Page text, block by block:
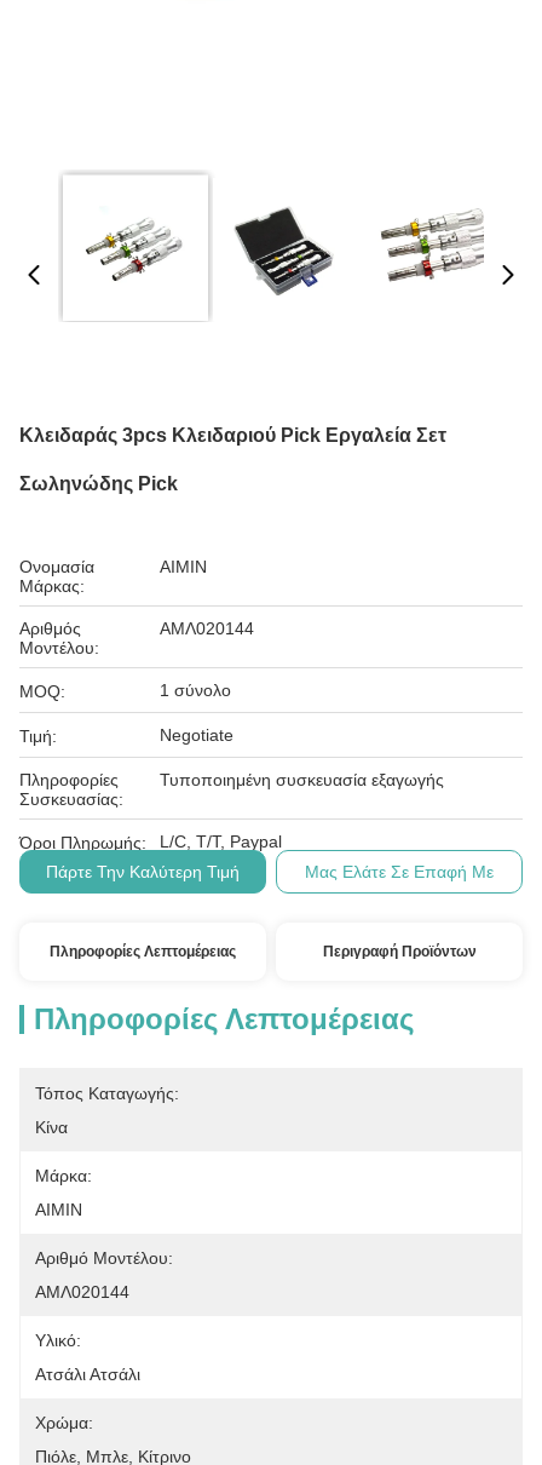
Κλειδαράς 3pcs Κλειδαριού Pick Εργαλεία Σετ
Σωληνώδης Pick
Ονομασία
Μάρκας:
AIMIN
Αριθμός
Μοντέλου:
ΑΜΛ020144
MOQ: 1 σύνολο
Τιμή: Negotiate
Πληροφορίες
Συσκευασίας:
Τυποποιημένη συσκευασία εξαγωγής
Όροι Πληρωμής:
L/C, T/T, Paypal
Πάρτε Την Καλύτερη Τιμή
Μας Ελάτε Σε Επαφή Με
Πληροφορίες Λεπτομέρειας Περιγραφή Προϊόντων
Πληροφορίες Λεπτομέρειας
Τόπος Καταγωγής:
Κίνα
Μάρκα:
AIMIN
Αριθμό Μοντέλου:
ΑΜΛ020144
Υλικό:
Ατσάλι Ατσάλι
Χρώμα:
Πιόλε, Μπλε, Κίτρινο